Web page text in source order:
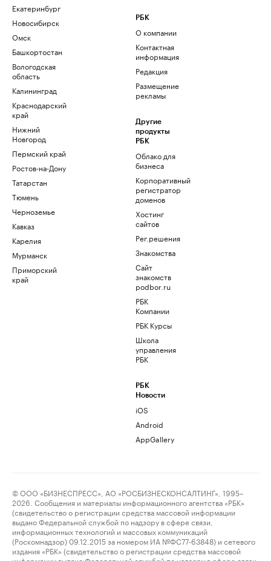
Екатеринбург
Новосибирск
Омск
Башкортостан
Вологодская
область
Калининград
Краснодарский
край
Нижний
Новгород
Пермский край
Ростов-на-Дону
Татарстан
Тюмень
Черноземье
Кавказ
Карелия
Мурманск
Приморский
край
РБК
О компании
Контактная
информация
Редакция
Размещение
рекламы
Другие
продукты
РБК
Облако для
бизнеса
Корпоративный
регистратор
доменов
Хостинг
сайтов
Рег.решения
Знакомства
Сайт
знакомств
podbor.ru
РБК
Компании
РБК Курсы
Школа
управления
РБК
РБК
Новости
iOS
Android
AppGallery
© ООО «БИЗНЕСПРЕСС», АО «РОСБИЗНЕСКОНСАЛТИНГ», 1995–
2026. Сообщения и материалы информационного агентства «РБК»
(свидетельство о регистрации средства массовой информации
выдано Федеральной службой по надзору в сфере связи,
информационных технологий и массовых коммуникаций
(Роскомнадзор) 09.12.2015 за номером ИА №ФС77-63848) и сетевого
издания «РБК» (свидетельство о регистрации средства массовой